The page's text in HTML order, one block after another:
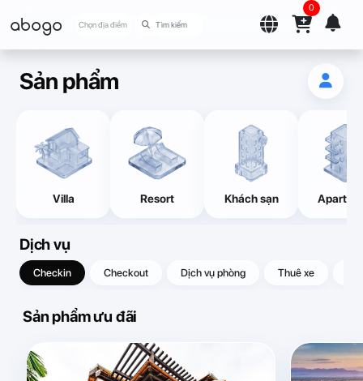
abogo Chọn địa điểm
0
Sản phẩm
Villa Resort Khách sạn
Dịch vụ
Checkin Checkout Dịch vụ phòng Thuê xe
Sản phẩm ưu đãi